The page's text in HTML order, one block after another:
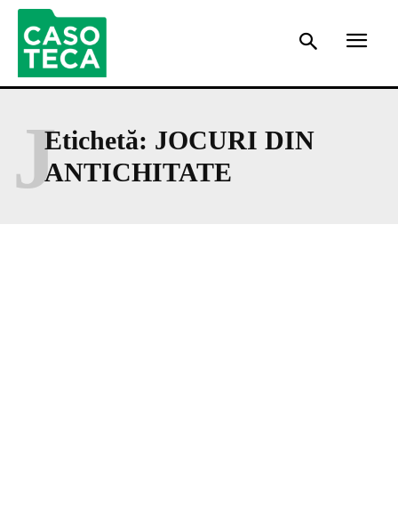
Etichetă: JOCURI DIN
ANTICHITATE
J